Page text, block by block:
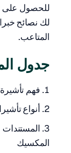
للحصول على
لك نصائح
المتاعب.
جدول
فهم
أنواع
المكسيك